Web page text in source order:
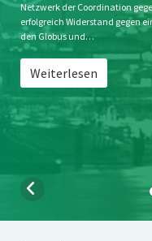
SPENDEN
Netzwerk der Coordination
erfolgreich Widerstand gegen
den Globus und…
Weiterlesen